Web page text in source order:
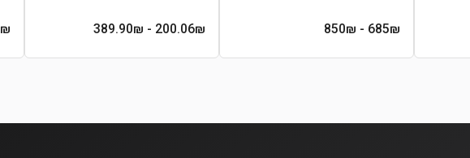
685₪
- 850₪
200.06₪
- 389.90₪
₪